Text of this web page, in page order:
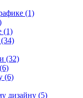
(1)
(1)
(32)
(6)
дизайну (5)